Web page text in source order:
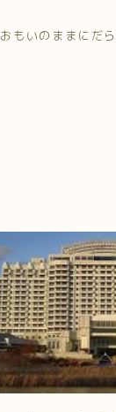
おもいのままにだ